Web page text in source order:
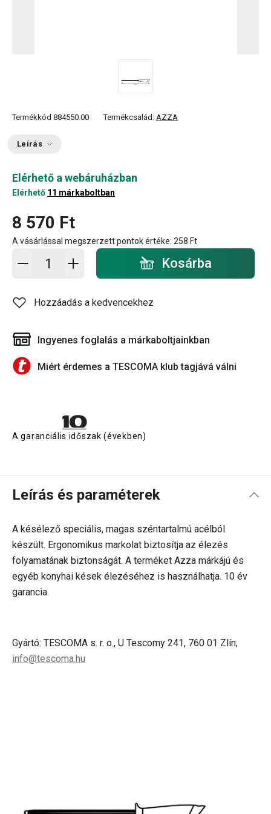
Termékkód 884550.00 Termékcsalád: AZZA
Leírás
Elérhető a webáruházban
Elérhető 11 márkaboltban
8 570 Ft
A vásárlással megszerzett pontok értéke: 258 Ft
Kosárba - mennyiség Kosárba
Hozzáadás a kedvencekhez
Ingyenes foglalás a márkaboltjainkban
Miért érdemes a TESCOMA klub tagjává válni
A garanciális időszak (években)
Leírás és paraméterek
A késélező speciális, magas széntartalmú acélból
készült. Ergonomikus markolat biztosítja az élezés
folyamatának biztonságát. A terméket Azza márkájú és
egyéb konyhai kések élezéséhez is használhatja. 10 év
garancia.
Gyártó: TESCOMA s. r. o., U Tescomy 241, 760 01 Zlín;
info@tescoma.hu